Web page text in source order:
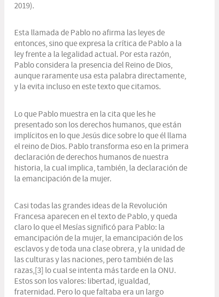
2019).
Esta llamada de Pablo no afirma las leyes de
entonces, sino que expresa la crítica de Pablo a la
ley frente a la legalidad actual. Por esta razón,
Pablo considera la presencia del Reino de Dios,
aunque raramente usa esta palabra directamente,
y la evita incluso en este texto que citamos.
Lo que Pablo muestra en la cita que les he
presentado son los derechos humanos, que están
implícitos en lo que Jesús dice sobre lo que él llama
el reino de Dios. Pablo transforma eso en la primera
declaración de derechos humanos de nuestra
historia, la cual implica, también, la declaración de
la emancipación de la mujer.
Casi todas las grandes ideas de la Revolución
Francesa aparecen en el texto de Pablo, y queda
claro lo que el Mesías significó para Pablo: la
emancipación de la mujer, la emancipación de los
esclavos y de toda una clase obrera, y la unidad de
las culturas y las naciones, pero también de las
razas,[3] lo cual se intenta más tarde en la ONU.
Estos son los valores: libertad, igualdad,
fraternidad. Pero lo que faltaba era un largo